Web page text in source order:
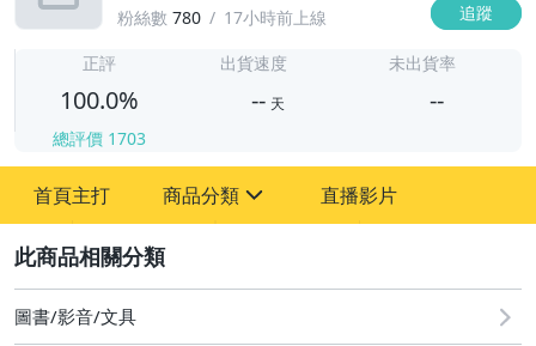
粉絲數 780 17小時前上線 追蹤
正評
100.0%
總評價 1703
出貨速度
-- 天
未出貨率
--
首頁主打 商品分類
其它
直播影片
圖書/影音/文具